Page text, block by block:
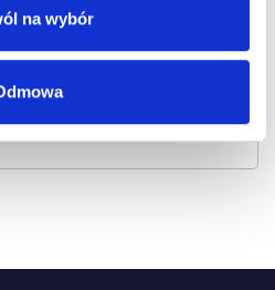
na wybórprywatności